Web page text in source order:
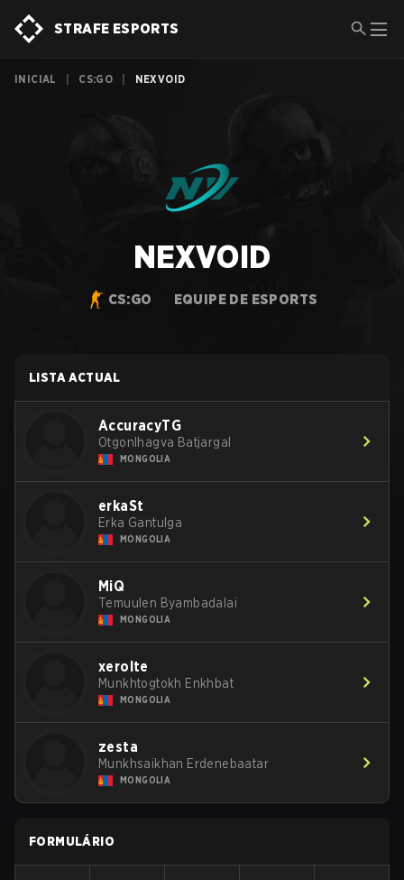
STRAFE ESPORTS
INICIAL CS:GO NEXVOID
NEXVOID
CS:GO EQUIPE DE ESPORTS
LISTA ACTUAL
AccuracyTG
Otgonlhagva Batjargal
MONGOLIA
erkaSt
Erka Gantulga
MONGOLIA
MiQ
Temuulen Byambadalai
MONGOLIA
xerolte
Munkhtogtokh Enkhbat
MONGOLIA
zesta
Munkhsaikhan Erdenebaatar
MONGOLIA
FORMULÁRIO